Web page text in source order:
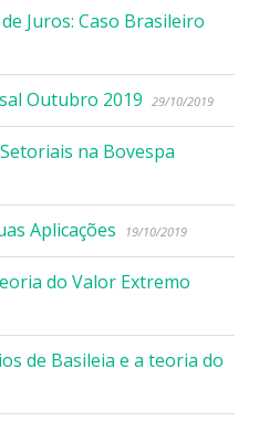
Juros: Caso Brasileiro
Outubro 2019 29/10/2019
na Bovespa
Aplicações 19/10/2019
do Valor Extremo
de Basileia e a teoria do